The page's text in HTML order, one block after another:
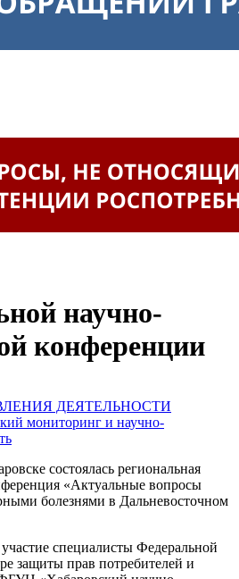
научно-
конференции
ДЕЯТЕЛЬНОСТИ
мониторинг и научно-
состоялась региональная
«Актуальные вопросы
болезнями в Дальневосточном
специалисты Федеральной
защиты прав потребителей и